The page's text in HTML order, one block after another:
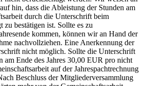
hin, dass die Ableistung der Stunden am
durch die Unterschrift beim
bestätigen ist. Sollte es zu
kommen, können wir an Hand der
nachvollziehen. Eine Anerkennung der
nicht möglich. Sollte die Unterschrift
am Ende des Jahres 30,00 EUR pro nicht
auf der Jahrespachtrechnung
Beschluss der Mitgliederversammlung